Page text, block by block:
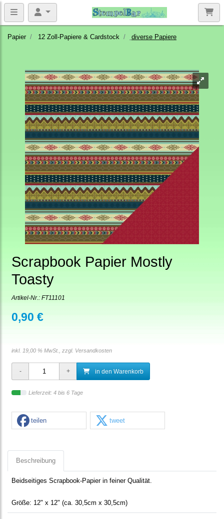
Papier 12 Zoll-Papiere & Cardstock diverse Papiere
Scrapbook Papier Mostly
Toasty
Artikel-Nr.: FT11101
0,90 €
inkl. 19,00 % MwSt., zzgl. Versandkosten
in den Warenkorb
Lieferzeit: 4 bis 6 Tage
teilen tweet
Beschreibung
Beidseitiges Scrapbook-Papier in feiner Qualität.
Größe: 12" x 12" (ca. 30,5cm x 30,5cm)